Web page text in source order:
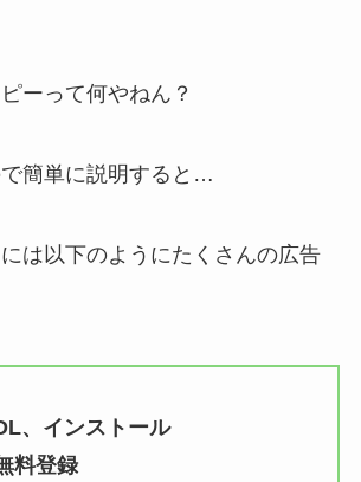
ーって何やねん？
簡単に説明すると…
は以下のようにたくさんの広告
、インストール
料登録